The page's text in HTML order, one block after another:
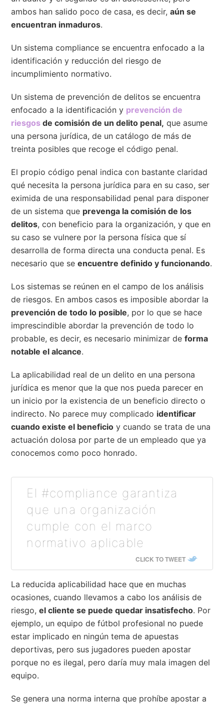
ambos han salido poco de casa, es decir,aún se
encuentran inmaduros.
Un sistema compliance se encuentra enfocado a la
identificación y reducción del riesgo de
incumplimiento normativo.
Un sistema de prevención de delitos se encuentra
enfocado a la identificación y prevención de
riesgos de comisión de un delito penal, que asume
una persona jurídica, de un catálogo de más de
treinta posibles que recoge el código penal.
El propio código penal indica con bastante claridad
qué necesita la persona jurídica para en su caso, ser
eximida de una responsabilidad penal para disponer
de un sistema que prevenga la comisión de los
delitos, con beneficio para la organización, y que en
su caso se vulnere por la persona física que sí
desarrolla de forma directa una conducta penal. Es
necesario que seencuentre definido y funcionando.
Los sistemas se reúnen en el campo de los análisis
de riesgos. En ambos casos es imposible abordar la
prevención de todo lo posible, por lo que se hace
imprescindible abordar la prevención de todo lo
probable, es decir, es necesario minimizar deforma
notable el alcance.
La aplicabilidad real de un delito en una persona
jurídica es menor que la que nos pueda parecer en
un inicio por la existencia de un beneficio directo o
indirecto. No parece muy complicado identificar
cuando existe el beneficio y cuando se trata de una
actuación dolosa por parte de un empleado que ya
conocemos como poco honrado.
El #compliance garantiza
que una organización
cumple con el marco
normativo aplicable
CLICK TO TWEET
La reducida aplicabilidad hace que en muchas
ocasiones, cuando llevamos a cabo los análisis de
riesgo,el cliente se puede quedar insatisfecho. Por
ejemplo, un equipo de fútbol profesional no puede
estar implicado en ningún tema de apuestas
deportivas, pero sus jugadores pueden apostar
porque no es ilegal, pero daría muy mala imagen del
equipo.
Se genera una norma interna que prohíbe apostar a